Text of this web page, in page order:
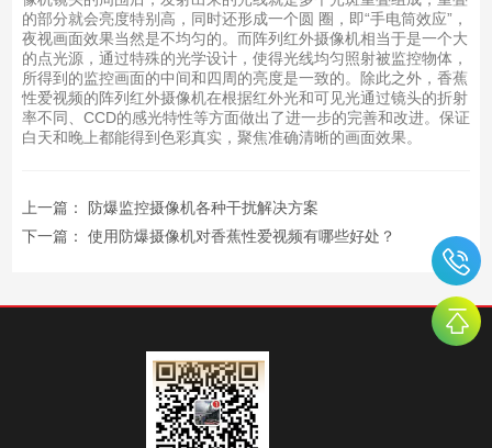
的部分就会亮度特别高，同时还形成一个圆 圈，即“手电筒效应”，
夜视画面效果当然是不均匀的。而阵列红外摄像机相当于是一个大
的点光源，通过特殊的光学设计，使得光线均匀照射被监控物体，
所得到的监控画面的中间和四周的亮度是一致的。除此之外，香蕉
性爱视频的阵列红外摄像机在根据红外光和可见光通过镜头的折射
率不同、CCD的感光特性等方面做出了进一步的完善和改进。保证
白天和晚上都能得到色彩真实，聚焦准确清晰的画面效果。
上一篇：
防爆监控摄像机各种干扰解决方案
下一篇： 使用防爆摄像机对香蕉性爱视频有哪些好处？